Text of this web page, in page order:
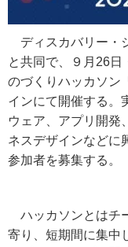
ディスカバリー・
と共同で、９月 26日
のづくりハッカソン「
インにて開催する。
ウェア、アプリ開発
ネスデザインなどに
参加者を募集する。
ハッカソンとはチ
寄り、短期間に集中